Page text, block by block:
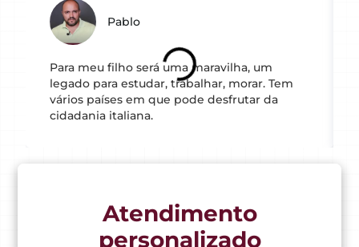
Pablo
Para meu filho será uma maravilha, um
legado para estudar, trabalhar, morar. Tem
vários países em que pode desfrutar da
cidadania italiana.
Atendimento
personalizado